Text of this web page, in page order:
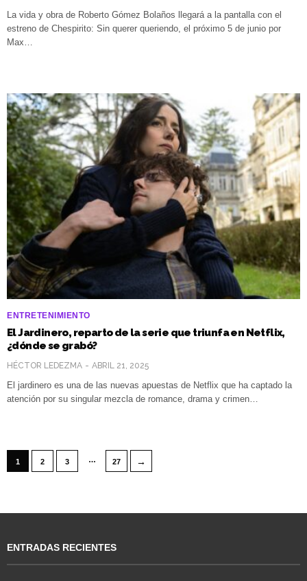
La vida y obra de Roberto Gómez Bolaños llegará a la pantalla con el
estreno de Chespirito: Sin querer queriendo, el próximo 5 de junio por
Max…
ENTRETENIMIENTO
El Jardinero, reparto de la serie que triunfa en Netflix,
¿dónde se grabó?
HÉCTOR LEDEZMA ABRIL 21, 2025
El jardinero es una de las nuevas apuestas de Netflix que ha captado la
atención por su singular mezcla de romance, drama y crimen…
1 2 3 … 27 →
ENTRADAS RECIENTES